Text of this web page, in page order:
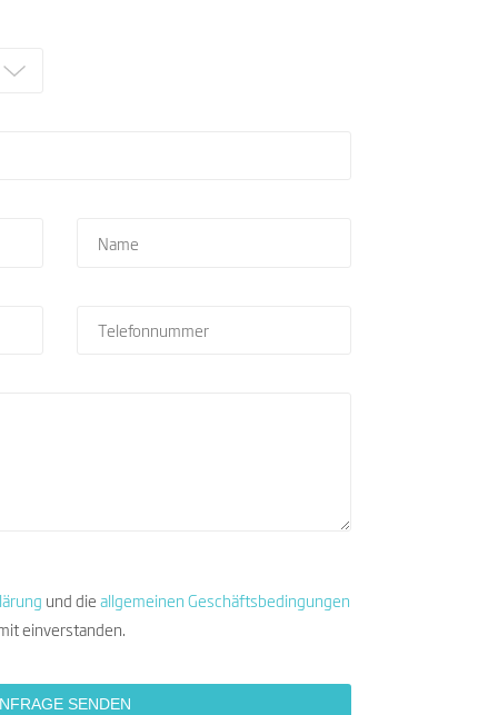
und die allgemeinen Geschäftsbedingungen
einverstanden.